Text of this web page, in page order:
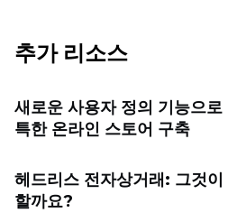
추가 리소스
새로운 사용자 정의 기능으
특한 온라인 스토어 구축
헤드리스 전자상거래: 그것
할까요?